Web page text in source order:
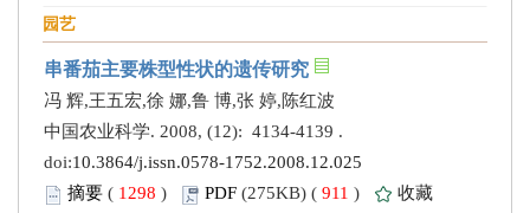
园艺
串番茄主要株型性状的遗传研究
冯 辉,王五宏,徐 娜,鲁 博,张 婷,陈红波
中国农业科学. 2008, (12): 4134-4139 .
doi:10.3864/j.issn.0578-1752.2008.12.025
摘要 ( 1298 ) PDF (275KB) ( 911 )
收藏